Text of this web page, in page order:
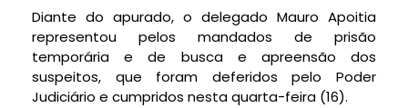
Diante do apurado, o delegado Mauro Apoitia
representou pelos mandados de prisão
temporária e de busca e apreensão dos
suspeitos, que foram deferidos pelo Poder
Judiciário e cumpridos nesta quarta-feira (16).